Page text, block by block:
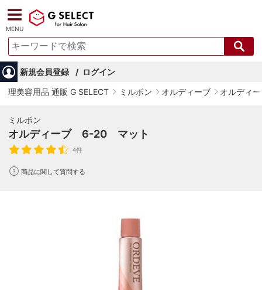
MENU
新規会員登録
ログイン
理美容用品 通販 G SELECT
ミルボン オルディーブ オルディ
ミルボン
オルディーブ 6-20 マット
4件
商品に関して質問する